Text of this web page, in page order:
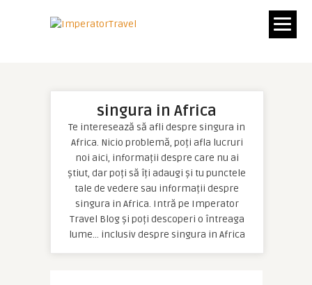
singura in Africa
Te interesează să afli despre singura in
Africa. Nicio problemă, poți afla lucruri
noi aici, informații despre care nu ai
știut, dar poți să îți adaugi și tu punctele
tale de vedere sau informații despre
singura in Africa. Intră pe Imperator
Travel Blog și poți descoperi o întreaga
lume… inclusiv despre singura in Africa